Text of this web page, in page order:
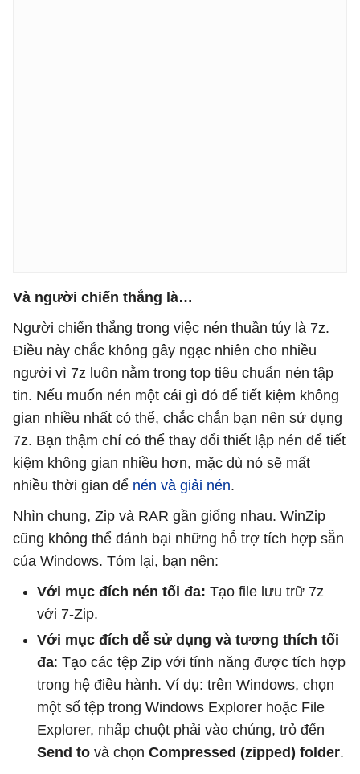
Và người chiến thắng là…
Người chiến thắng trong việc nén thuần túy là 7z.
Điều này chắc không gây ngạc nhiên cho nhiều
người vì 7z luôn nằm trong top tiêu chuẩn nén tập
tin. Nếu muốn nén một cái gì đó để tiết kiệm không
gian nhiều nhất có thể, chắc chắn bạn nên sử dụng
7z. Bạn thậm chí có thể thay đổi thiết lập nén để tiết
kiệm không gian nhiều hơn, mặc dù nó sẽ mất
nhiều thời gian để nén và giải nén.
Nhìn chung, Zip và RAR gần giống nhau. WinZip
cũng không thể đánh bại những hỗ trợ tích hợp sẵn
của Windows. Tóm lại, bạn nên:
Với mục đích nén tối đa: Tạo file lưu trữ 7z
với 7-Zip.
Với mục đích dễ sử dụng và tương thích tối
đa: Tạo các tệp Zip với tính năng được tích hợp
trong hệ điều hành. Ví dụ: trên Windows, chọn
một số tệp trong Windows Explorer hoặc File
Explorer, nhấp chuột phải vào chúng, trỏ đến
Send to và chọn Compressed (zipped) folder.